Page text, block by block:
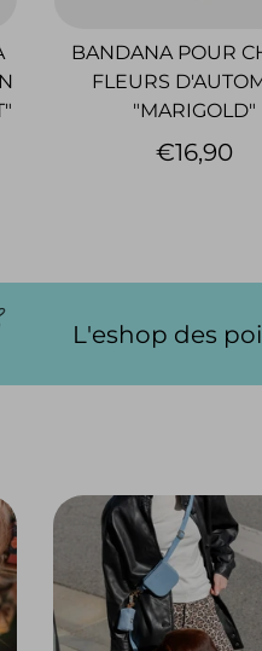
BANDANA POUR
FLEURS
"MARIGOLD"
€16,90
gâtés... et des